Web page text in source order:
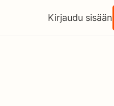
Kirjaudu sisään